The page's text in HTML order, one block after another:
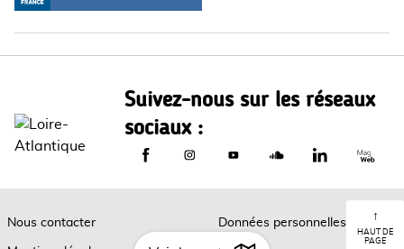
Suivez-nous sur les réseaux
sociaux :
Nous contacter Données personnelles ↑
HAUT DE
PAGE